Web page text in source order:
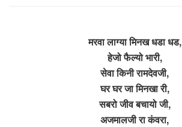
मरवा लाग्या मिनख धडा धड,
हेजो फैल्यो भारी,
सेवा किनी रामदेवजी,
घर घर जा मिनखा री,
सबरो जीव बचायो जी,
अजमालजी रा कंवरा,